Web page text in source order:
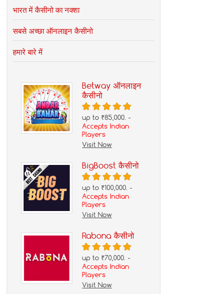
भारत में कैसीनो का नक्शा
सबसे अच्छा ऑनलाइन कैसीनो
हमारे बारे में
Betway ऑनलाइन
कैसीनो
up to ₹85,000. -
Accepts Indian
Players
Visit Now
BigBoost कैसीनो
up to ₹100,000. -
Accepts Indian
Players
Visit Now
Rabona कैसीनो
up to ₹70,000. -
Accepts Indian
Players
Visit Now